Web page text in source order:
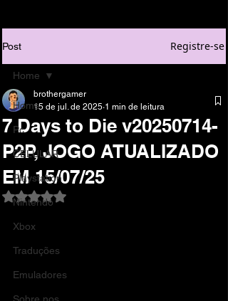
Post Registre-se
Home
Pc
CELULAR
Playstation
Nintendo
Xbox
Traduções
Emuladores
Home
7 Days to Die v20250714-
P2P, JOGO ATUALIZADO
EM 15/07/25
brothergamer
15 de jul. de 2025 1 min de leitura
Avaliado com NaN de 5 estrelas.